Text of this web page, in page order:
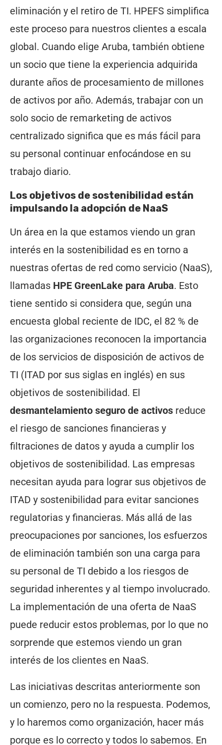
eliminación y el retiro de TI. HPEFS simplifica
este proceso para nuestros clientes a escala
global. Cuando elige Aruba, también obtiene
un socio que tiene la experiencia adquirida
durante años de procesamiento de millones
de activos por año. Además, trabajar con un
solo socio de remarketing de activos
centralizado significa que es más fácil para
su personal continuar enfocándose en su
trabajo diario.
Los objetivos de sostenibilidad están
impulsando la adopción de NaaS
Un área en la que estamos viendo un gran
interés en la sostenibilidad es en torno a
nuestras ofertas de red como servicio (NaaS),
llamadas HPE GreenLake para Aruba. Esto
tiene sentido si considera que, según una
encuesta global reciente de IDC, el 82 % de
las organizaciones reconocen la importancia
de los servicios de disposición de activos de
TI (ITAD por sus siglas en inglés) en sus
objetivos de sostenibilidad. El
desmantelamiento seguro de activos reduce
el riesgo de sanciones financieras y
filtraciones de datos y ayuda a cumplir los
objetivos de sostenibilidad. Las empresas
necesitan ayuda para lograr sus objetivos de
ITAD y sostenibilidad para evitar sanciones
regulatorias y financieras. Más allá de las
preocupaciones por sanciones, los esfuerzos
de eliminación también son una carga para
su personal de TI debido a los riesgos de
seguridad inherentes y al tiempo involucrado.
La implementación de una oferta de NaaS
puede reducir estos problemas, por lo que no
sorprende que estemos viendo un gran
interés de los clientes en NaaS.
Las iniciativas descritas anteriormente son
un comienzo, pero no la respuesta. Podemos,
y lo haremos como organización, hacer más
porque es lo correcto y todos lo sabemos. En